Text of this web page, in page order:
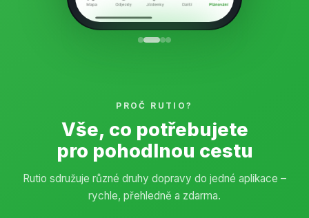
PROČ RUTIO?
Vše, co potřebujete
pro pohodlnou cestu
Rutio sdružuje různé druhy dopravy do jedné aplikace –
rychle, přehledně a zdarma.